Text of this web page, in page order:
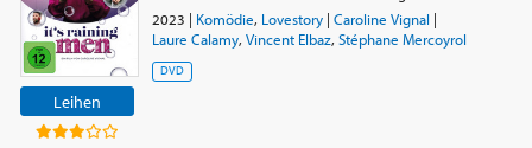
Leihen
2023 | Komödie, Lovestory| Caroline Vignal|
Laure Calamy, Vincent Elbaz, Stéphane Mercoyrol
DVD